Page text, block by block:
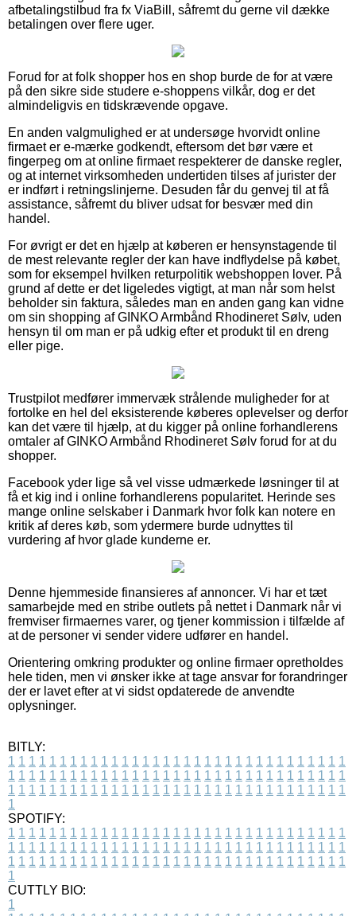
afbetalingstilbud fra fx ViaBill, såfremt du gerne vil dække
betalingen over flere uger.
Forud for at folk shopper hos en shop burde de for at være
på den sikre side studere e-shoppens vilkår, dog er det
almindeligvis en tidskrævende opgave.
En anden valgmulighed er at undersøge hvorvidt online
firmaet er e-mærke godkendt, eftersom det bør være et
fingerpeg om at online firmaet respekterer de danske regler,
og at internet virksomheden undertiden tilses af jurister der
er indført i retningslinjerne. Desuden får du genvej til at få
assistance, såfremt du bliver udsat for besvær med din
handel.
For øvrigt er det en hjælp at køberen er hensynstagende til
de mest relevante regler der kan have indflydelse på købet,
som for eksempel hvilken returpolitik webshoppen lover. På
grund af dette er det ligeledes vigtigt, at man når som helst
beholder sin faktura, således man en anden gang kan vidne
om sin shopping af GINKO Armbånd Rhodineret Sølv, uden
hensyn til om man er på udkig efter et produkt til en dreng
eller pige.
Trustpilot medfører immervæk strålende muligheder for at
fortolke en hel del eksisterende køberes oplevelser og derfor
kan det være til hjælp, at du kigger på online forhandlerens
omtaler af GINKO Armbånd Rhodineret Sølv forud for at du
shopper.
Facebook yder lige så vel visse udmærkede løsninger til at
få et kig ind i online forhandlerens popularitet. Herinde ses
mange online selskaber i Danmark hvor folk kan notere en
kritik af deres køb, som ydermere burde udnyttes til
vurdering af hvor glade kunderne er.
Denne hjemmeside finansieres af annoncer. Vi har et tæt
samarbejde med en stribe outlets på nettet i Danmark når vi
fremviser firmaernes varer, og tjener kommission i tilfælde af
at de personer vi sender videre udfører en handel.
Orientering omkring produkter og online firmaer opretholdes
hele tiden, men vi ønsker ikke at tage ansvar for forandringer
der er lavet efter at vi sidst opdaterede de anvendte
oplysninger.
BITLY:
1 1 1 1 1 1 1 1 1 1 1 1 1 1 1 1 1 1 1 1 1 1 1 1 1 1 1 1 1 1 1 1 1
1 1 1 1 1 1 1 1 1 1 1 1 1 1 1 1 1 1 1 1 1 1 1 1 1 1 1 1 1 1 1 1 1
1 1 1 1 1 1 1 1 1 1 1 1 1 1 1 1 1 1 1 1 1 1 1 1 1 1 1 1 1 1 1 1 1
1
SPOTIFY:
1 1 1 1 1 1 1 1 1 1 1 1 1 1 1 1 1 1 1 1 1 1 1 1 1 1 1 1 1 1 1 1 1
1 1 1 1 1 1 1 1 1 1 1 1 1 1 1 1 1 1 1 1 1 1 1 1 1 1 1 1 1 1 1 1 1
1 1 1 1 1 1 1 1 1 1 1 1 1 1 1 1 1 1 1 1 1 1 1 1 1 1 1 1 1 1 1 1 1
1
CUTTLY BIO:
1